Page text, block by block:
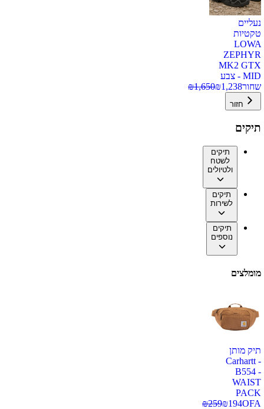
נעליים
טקטיות
LOWA
ZEPHYR
MK2 GTX
MID - צבע
שחור
₪1,238
₪1,650
חזור
תיקים
תיקים
לשטח
ולטיולים
תיקים
לשירות
תיקים
נוספים
מומלצים
תיק מותן
Carhartt -
B554 -
WAIST
PACK
OFA
₪194
₪259